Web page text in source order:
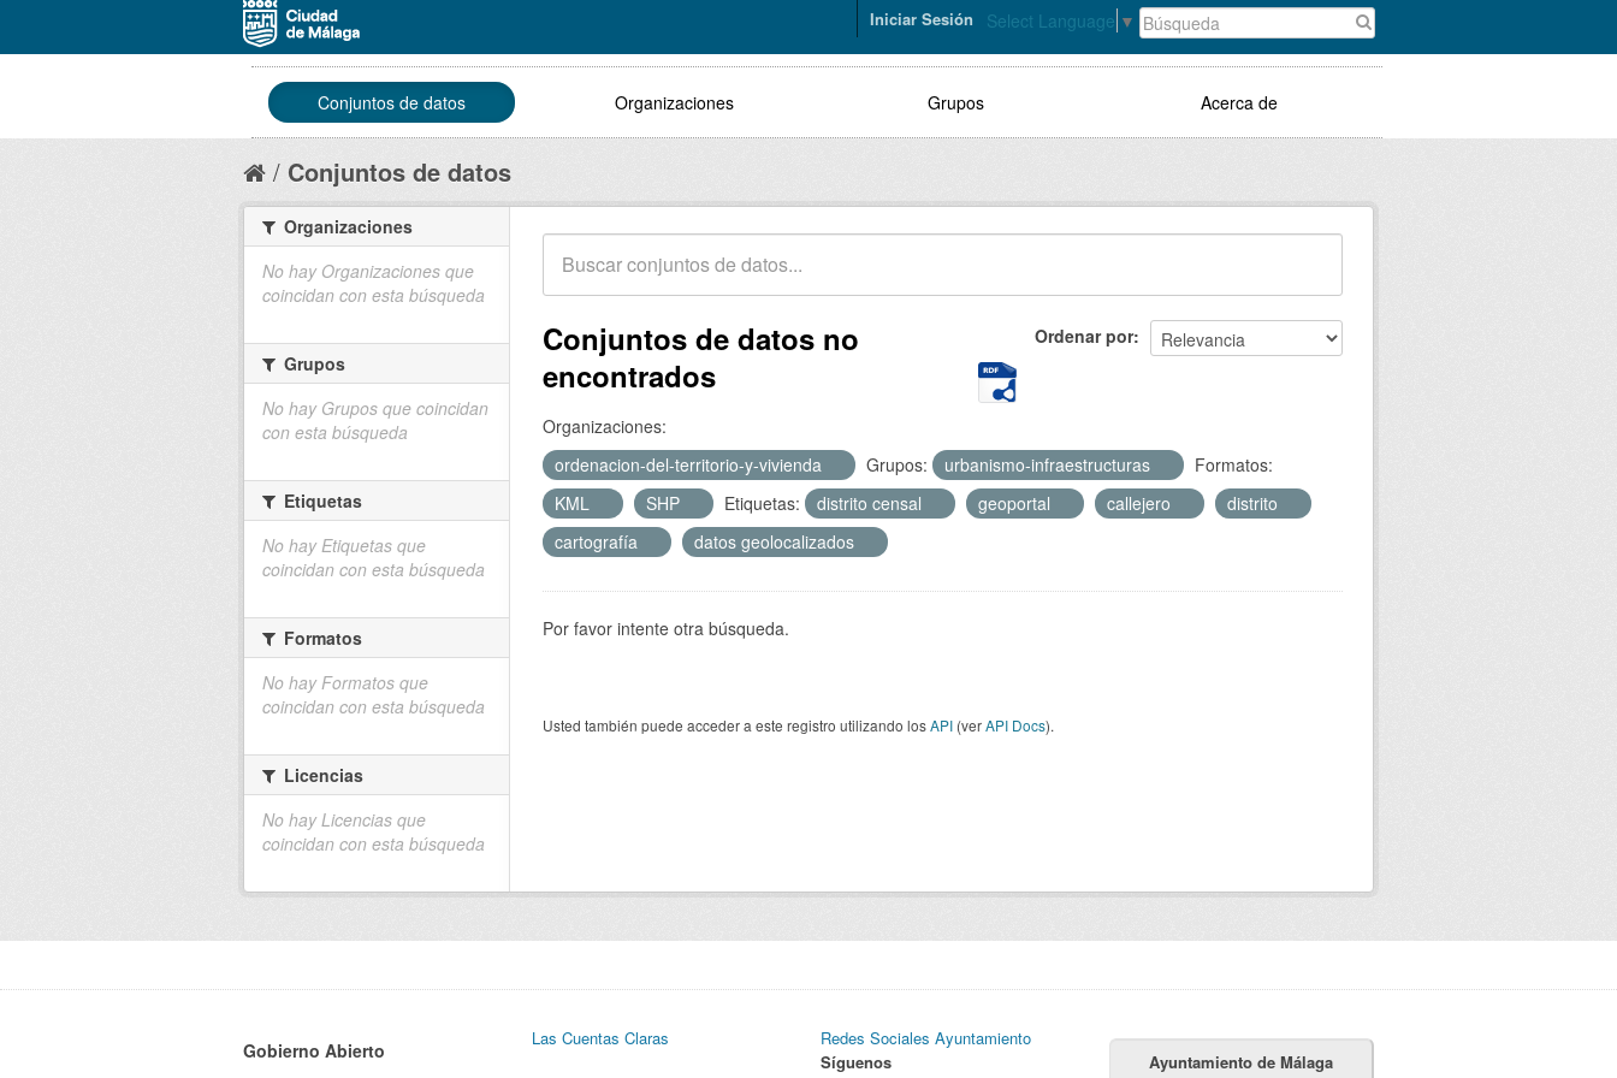
Select Language ▼
Iniciar Sesión
Conjuntos de datos Organizaciones Grupos Acerca de
Conjuntos de datos
Ordenar por
Conjuntos de datos no
encontrados
Organizaciones:
ordenacion-del-territorio-y-vivienda
Grupos: urbanismo-infraestructuras
Formatos:
KML
SHP Etiquetas: distrito censal geoportal callejero
distrito
cartografía
datos geolocalizados
Por favor intente otra búsqueda.
Usted también puede acceder a este registro utilizando losAPI (verAPI Docs).
Organizaciones
No hay Organizaciones que
coincidan con esta búsqueda
Grupos
No hay Grupos que coincidan
con esta búsqueda
Etiquetas
No hay Etiquetas que
coincidan con esta búsqueda
Formatos
No hay Formatos que
coincidan con esta búsqueda
Licencias
No hay Licencias que
coincidan con esta búsqueda
Gobierno Abierto
Las Cuentas Claras
Redes Sociales Ayuntamiento
Síguenos
Ayuntamiento de Málaga